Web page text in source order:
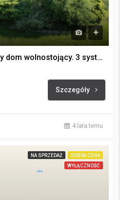
KOTÓRZ MAŁY. Zadbany dom wolnostojący. 3 systemy ogrzewania.
Szczegóły
4 lata temu
NA SPRZEDAŻ
DOBRA CENA
WYŁĄCZNOŚĆ